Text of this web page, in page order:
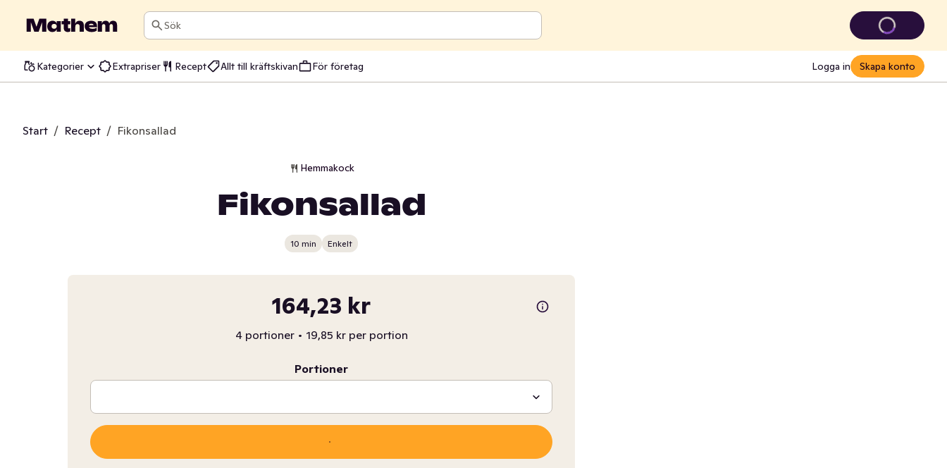
Sök
Kategorier Extrapriser Recept Allt till kräftskivan För företag Logga in Skapa konto
Start / Recept / Fikonsallad
Hemmakock
Fikonsallad
10 min Enkelt
164,23 kr
4 portioner • 19,85 kr per portion
Portioner